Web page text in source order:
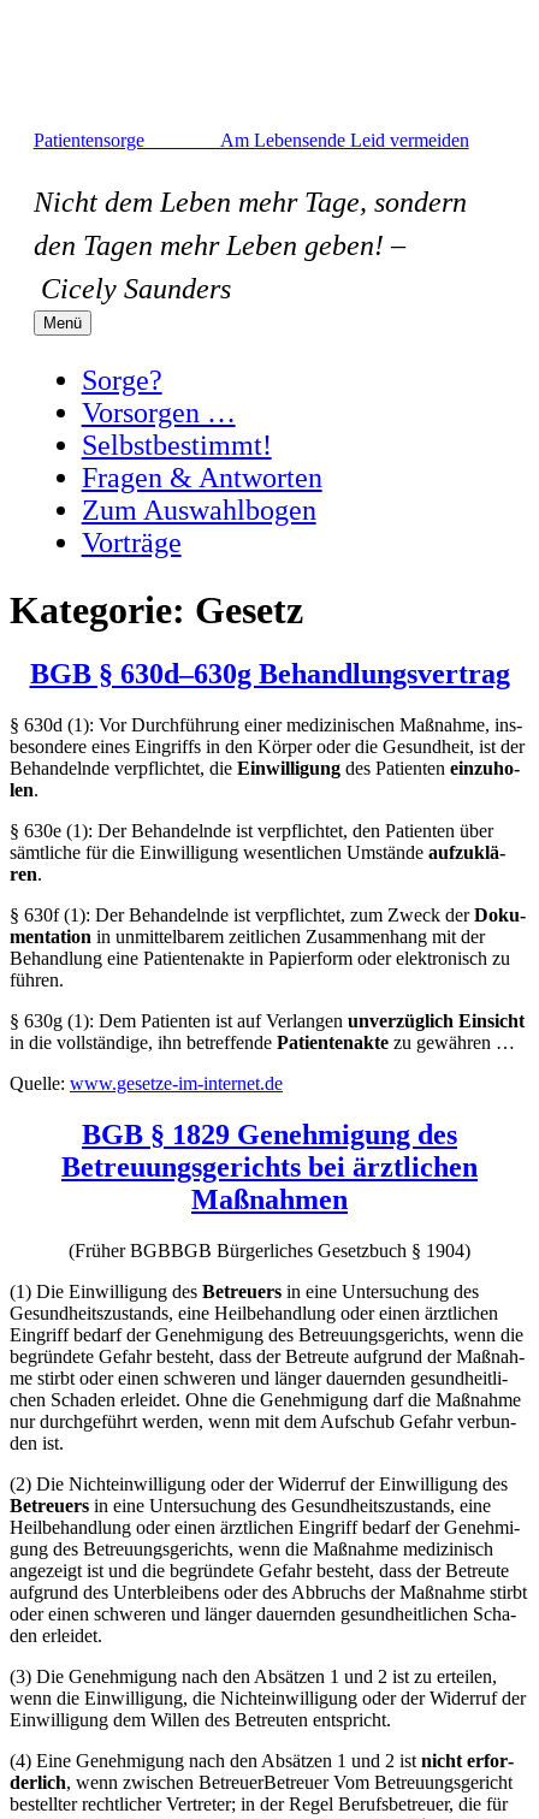
Patientensorge Am Lebensende Leid vermeiden
Nicht dem Leben mehr Tage, sondern
den Tagen mehr Leben geben! –
Cicely Saunders
Menü
Sorge?
Vorsorgen …
Selbstbestimmt!
Fragen & Antworten
Zum Auswahlbogen
Vorträge
Kategorie: Gesetz
BGB § 630d–630g Behandlungsvertrag
§ 630d (1): Vor Durch­füh­rung einer medi­zi­ni­schen Maß­nah­me, ins­
be­son­de­re eines Ein­griffs in den Kör­per oder die Gesund­heit, ist der
Behan­deln­de ver­pflich­tet, die Ein­wil­li­gung des Pati­en­ten ein­zu­ho­
len.
§ 630e (1): Der Behan­deln­de ist ver­pflich­tet, den Pati­en­ten über
sämt­li­che für die Ein­wil­li­gung wesent­li­chen Umstän­de auf­zu­klä­
ren.
§ 630f (1): Der Behan­deln­de ist ver­pflich­tet, zum Zweck derDoku­
men­ta­ti­on in unmit­tel­ba­rem zeit­li­chen Zusam­men­hang mit der
Behand­lung eine Pati­en­ten­ak­te in Papier­form oder elek­tro­nisch zu
füh­ren.
§ 630g (1): Dem Pati­en­ten ist auf Ver­lan­gen unver­züg­lich Ein­sicht
in die voll­stän­di­ge, ihn betref­fen­de Pati­en­ten­ak­te zu gewäh­ren …
Quel­le: www.gesetze-im-internet.de
BGB § 1829 Genehmigung des
Betreuungsgerichts bei ärztlichen
Maßnahmen
(Frü­herBGBBGB Bür­ger­li­ches Gesetz­buch § 1904)
(1) Die Ein­wil­li­gung des Betreu­ers in eine Unter­su­chung des
Gesund­heits­zu­stands, eine Heil­be­hand­lung oder einen ärzt­li­chen
Ein­griff bedarf der Geneh­mi­gung des Betreu­ungs­ge­richts, wenn die
begrün­de­te Gefahr besteht, dass der Betreu­te auf­grund der Maß­nah­
me stirbt oder einen schwe­ren und län­ger dau­ern­den gesund­heit­li­
chen Scha­den erlei­det. Ohne die Geneh­mi­gung darf die Maß­nah­me
nur durch­ge­führt wer­den, wenn mit dem Auf­schub Gefahr ver­bun­
den ist.
(2) Die Nicht­ein­wil­li­gung oder der Wider­ruf der Ein­wil­li­gung des
Betreu­ers in eine Unter­su­chung des Gesund­heits­zu­stands, eine
Heil­be­hand­lung oder einen ärzt­li­chen Ein­griff bedarf der Geneh­mi­
gung des Betreu­ungs­ge­richts, wenn die Maß­nah­me medi­zi­nisch
ange­zeigt ist und die begrün­de­te Gefahr besteht, dass der Betreu­te
auf­grund des Unter­blei­bens oder des Abbruchs der Maß­nah­me stirbt
oder einen schwe­ren und län­ger dau­ern­den gesund­heit­li­chen Scha­
den erlei­det.
(3) Die Geneh­mi­gung nach den Absät­zen 1 und 2 ist zu ertei­len,
wenn die Ein­wil­li­gung, die Nicht­ein­wil­li­gung oder der Wider­ruf der
Ein­wil­li­gung dem Wil­len des Betreu­ten ent­spricht.
(4) Eine Geneh­mi­gung nach den Absät­zen 1 und 2 ist nicht erfor­
der­lich, wenn zwi­schen Betreu­erBetreu­er Vom Betreu­ungs­ge­richt
bestell­ter recht­li­cher Ver­tre­ter; in der Regel Berufs­be­treu­er, die für